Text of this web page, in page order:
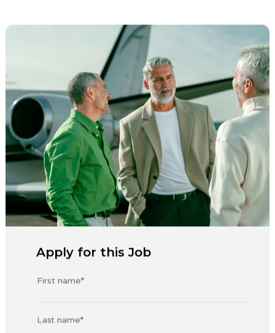
Apply for this Job
First name*
Last name*